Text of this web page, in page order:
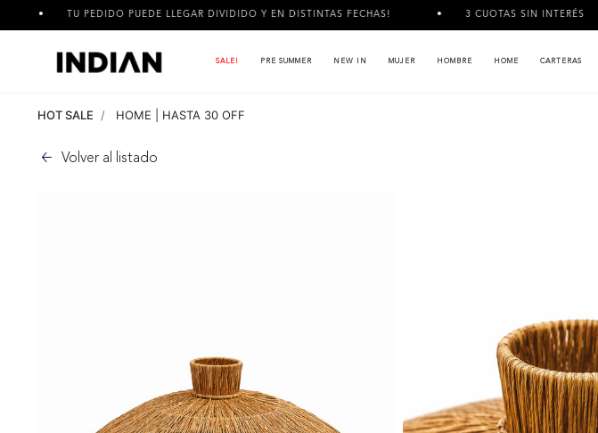
TU PEDIDO PUEDE LLEGAR DIVIDIDO Y EN DISTINTAS FECHAS! 3 CUOTAS SIN INTERÉS
SALE! PRE SUMMER NEW IN MUJER HOMBRE HOME CARTERAS
HOT SALE HOME | HASTA 30 OFF
Volver al listado